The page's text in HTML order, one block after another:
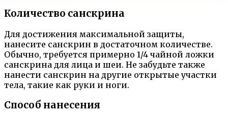
Количество санскрина
Для достижения максимальной защиты,
нанесите санскрин в достаточном количестве.
Обычно, требуется примерно 1/4 чайной ложки
санскрина для лица и шеи. Не забудьте также
нанести санскрин на другие открытые участки
тела, такие как руки и ноги.
Способ нанесения